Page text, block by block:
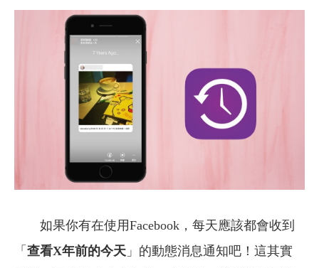
如果你有在使用Facebook，每天應該都會收到
「 查看X年前的今天 」的動態消息通知吧！這其實